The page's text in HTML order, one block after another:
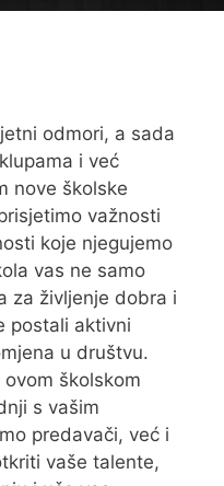
odmori, a sada
i već
nove školske
važnosti
koje njegujemo
vas ne samo
za življenje dobra i
postali aktivni
u društvu.
školskom
s vašim
predavači, već i
vaše talente,